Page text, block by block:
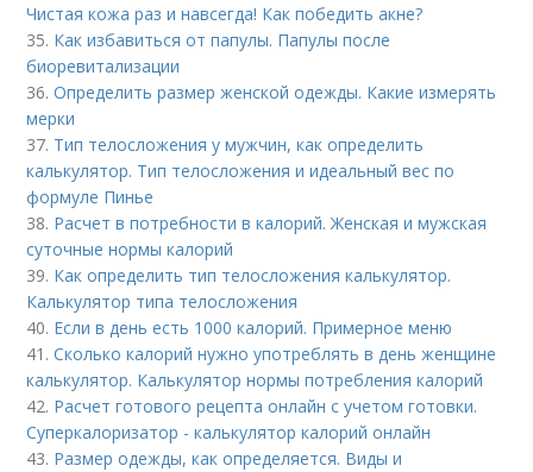
Чистая кожа раз и навсегда! Как победить акне?
35. Как избавиться от папулы. Папулы после
биоревитализации
36.Определить размер женской одежды. Какие измерять
мерки
37. Тип телосложения у мужчин, как определить
калькулятор. Тип телосложения и идеальный вес по
формуле Пинье
38. Расчет в потребности в калорий. Женская и мужская
суточные нормы калорий
39. Как определить тип телосложения калькулятор.
Калькулятор типа телосложения
40. Если в день есть 1000 калорий. Примерное меню
41.Сколько калорий нужно употреблять в день женщине
калькулятор. Калькулятор нормы потребления калорий
42. Расчет готового рецепта онлайн с учетом готовки.
Суперкалоризатор - калькулятор калорий онлайн
43. Размер одежды, как определяется. Виды и